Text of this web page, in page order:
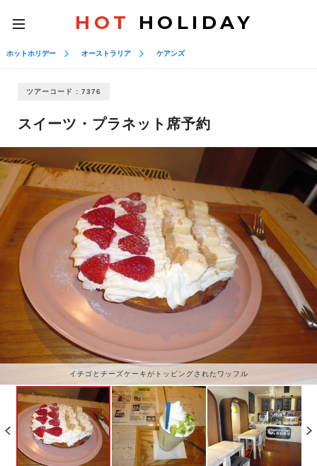
toggle
navigation
HOT HOLIDAY
ホットホリデー オーストラリア ケアンズ
ツアーコード : 7376
スイーツ・プラネット席予約
イチゴとチーズケーキがトッピングされたワッフル